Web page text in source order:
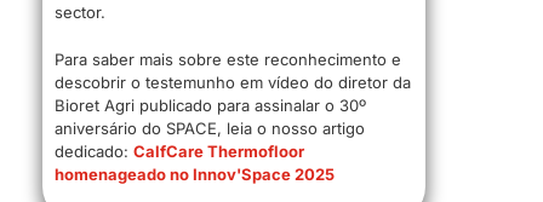
sector.
Para saber mais sobre este reconhecimento e
descobrir o testemunho em vídeo do diretor da
Bioret Agri publicado para assinalar o 30º
aniversário do SPACE, leia o nosso artigo
dedicado: CalfCare Thermofloor
homenageado no Innov'Space 2025